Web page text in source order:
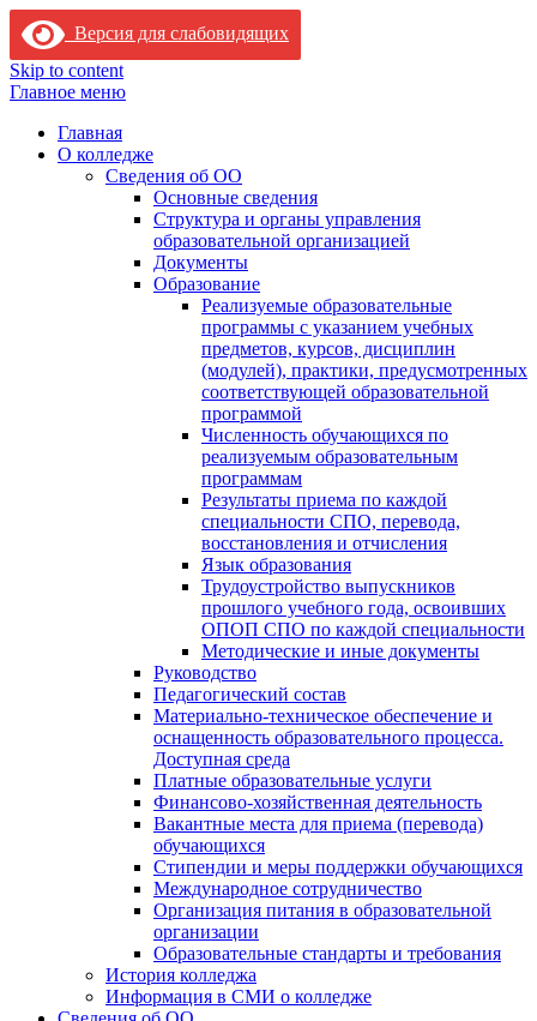
Версия для слабовидящих
Skip to content
Главное меню
Главная
О колледже
Сведения об ОО
Основные сведения
Структура и органы управления
образовательной организацией
Документы
Образование
Реализуемые образовательные
программы с указанием учебных
предметов, курсов, дисциплин
(модулей), практики, предусмотренных
соответствующей образовательной
программой
Численность обучающихся по
реализуемым образовательным
программам
Результаты приема по каждой
специальности СПО, перевода,
восстановления и отчисления
Язык образования
Трудоустройство выпускников
прошлого учебного года, освоивших
ОПОП СПО по каждой специальности
Методические и иные документы
Руководство
Педагогический состав
Материально-техническое обеспечение и
оснащенность образовательного процесса.
Доступная среда
Платные образовательные услуги
Финансово-хозяйственная деятельность
Вакантные места для приема (перевода)
обучающихся
Стипендии и меры поддержки обучающихся
Международное сотрудничество
Организация питания в образовательной
организации
Образовательные стандарты и требования
История колледжа
Информация в СМИ о колледже